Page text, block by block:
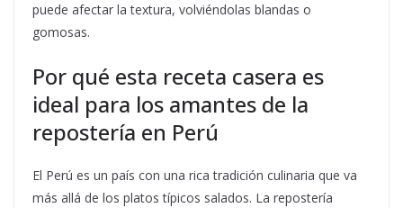
puede afectar la textura, volviéndolas blandas o
gomosas.
Por qué esta receta casera es
ideal para los amantes de la
repostería en Perú
El Perú es un país con una rica tradición culinaria que va
más allá de los platos típicos salados. La repostería